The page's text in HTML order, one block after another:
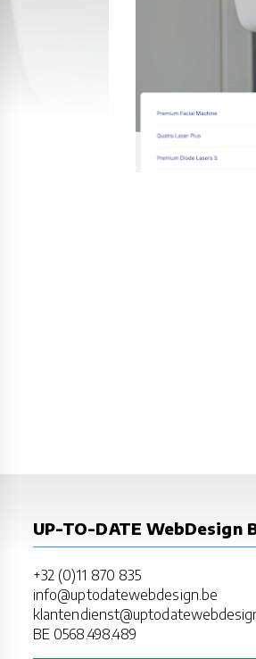
UP-TO-DATE WebDesign
+32 (0)11 870 835
info@uptodatewebdesign.be
BE 0568.498.489